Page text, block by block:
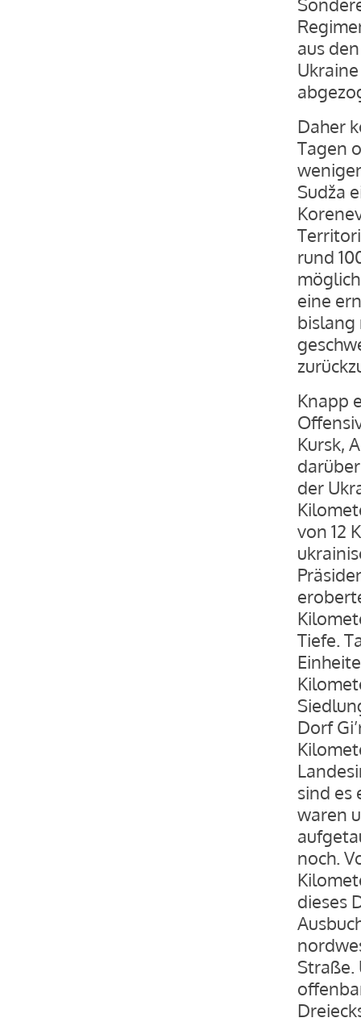
aus
Daher
Tagen
Sudža
rund
eine
bislang
Knapp
Kursk,
der
von 12
Tiefe.
Dorf
sind es
waren
noch.
dieses